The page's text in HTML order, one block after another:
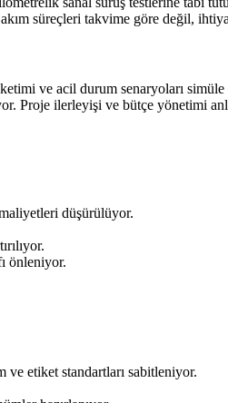
süreçleri takvime göre değil,
ve acil durum senaryoları
Proje ilerleyişi ve bütçe yönetimi
düşürülüyor.
önleniyor.
etiket standartları sabitleniyor.